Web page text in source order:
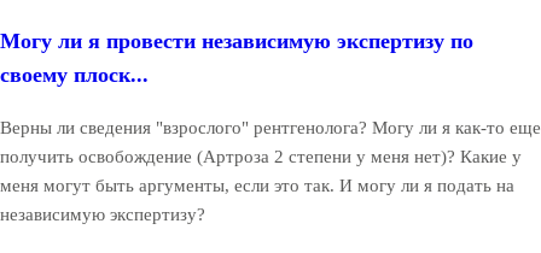
Могу ли я провести независимую экспертизу по
своему плоск...
Верны ли сведения "взрослого" рентгенолога? Могу ли я как-то еще
получить освобождение (Артроза 2 степени у меня нет)? Какие у
меня могут быть аргументы, если это так. И могу ли я подать на
независимую экспертизу?